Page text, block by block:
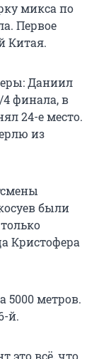
микса по
Первое
Китая.
Даниил
финала, в
24-е место.
из
были
Кристофера
5000 метров.
й.